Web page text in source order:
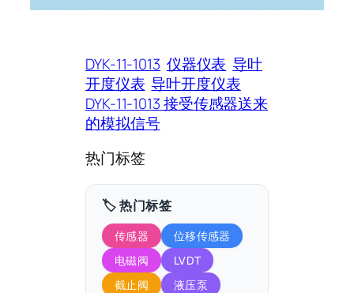
DYK-11-1013 仪器仪表 导叶
开度仪表 导叶开度仪表
DYK-11-1013 接受传感器送来
的模拟信号
热门标签
🏷️ 热门标签
传感器
位移传感器
电磁阀
LVDT
截止阀
液压泵